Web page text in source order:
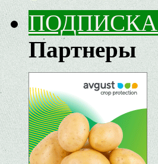
Партнеры